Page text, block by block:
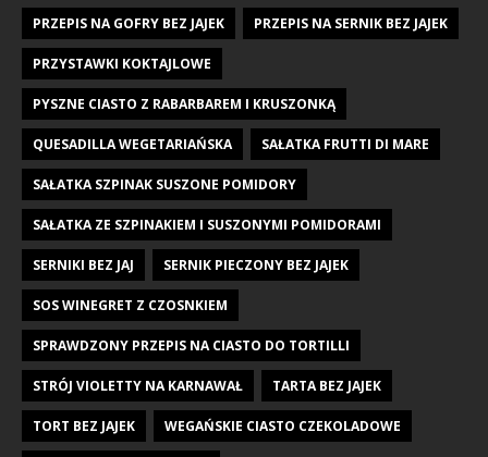
PRZEPIS NA GOFRY BEZ JAJEK PRZEPIS NA SERNIK BEZ JAJEK
PRZYSTAWKI KOKTAJLOWE
PYSZNE CIASTO Z RABARBAREM I KRUSZONKĄ
QUESADILLA WEGETARIAŃSKA SAŁATKA FRUTTI DI MARE
SAŁATKA SZPINAK SUSZONE POMIDORY
SAŁATKA ZE SZPINAKIEM I SUSZONYMI POMIDORAMI
SERNIKI BEZ JAJ SERNIK PIECZONY BEZ JAJEK
SOS WINEGRET Z CZOSNKIEM
SPRAWDZONY PRZEPIS NA CIASTO DO TORTILLI
STRÓJ VIOLETTY NA KARNAWAŁ TARTA BEZ JAJEK
TORT BEZ JAJEK WEGAŃSKIE CIASTO CZEKOLADOWE